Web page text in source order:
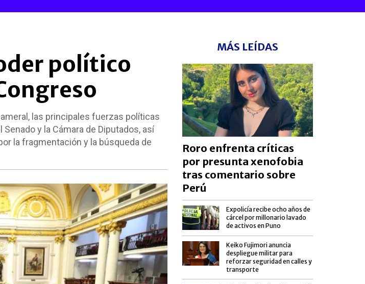
político
las principales fuerzas políticas
y la Cámara de Diputados, así
la fragmentación y la búsqueda de
MÁS LEÍDAS
Roro enfrenta críticas
por presunta xenofobia
tras comentario sobre
Perú
Expolicía recibe ocho años de
cárcel por millonario lavado
de activos en Puno
Keiko Fujimori anuncia
despliegue militar para
reforzar seguridad en calles y
transporte